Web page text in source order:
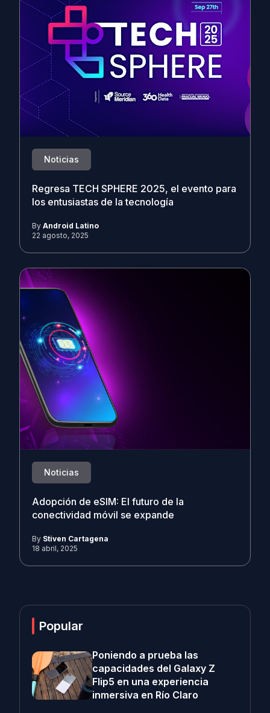
Noticias
Regresa TECH SPHERE 2025, el evento para
los entusiastas de la tecnología
By Android Latino
22 agosto, 2025
Noticias
Adopción de eSIM: El futuro de la
conectividad móvil se expande
By Stiven Cartagena
18 abril, 2025
Popular
Poniendo a prueba las
capacidades del Galaxy Z
Flip5 en una experiencia
inmersiva en Río Claro